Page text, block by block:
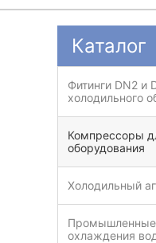
Каталог
Фитинги DN2 и
холодильного
Компрессоры
оборудования
Холодильный
охлаждения